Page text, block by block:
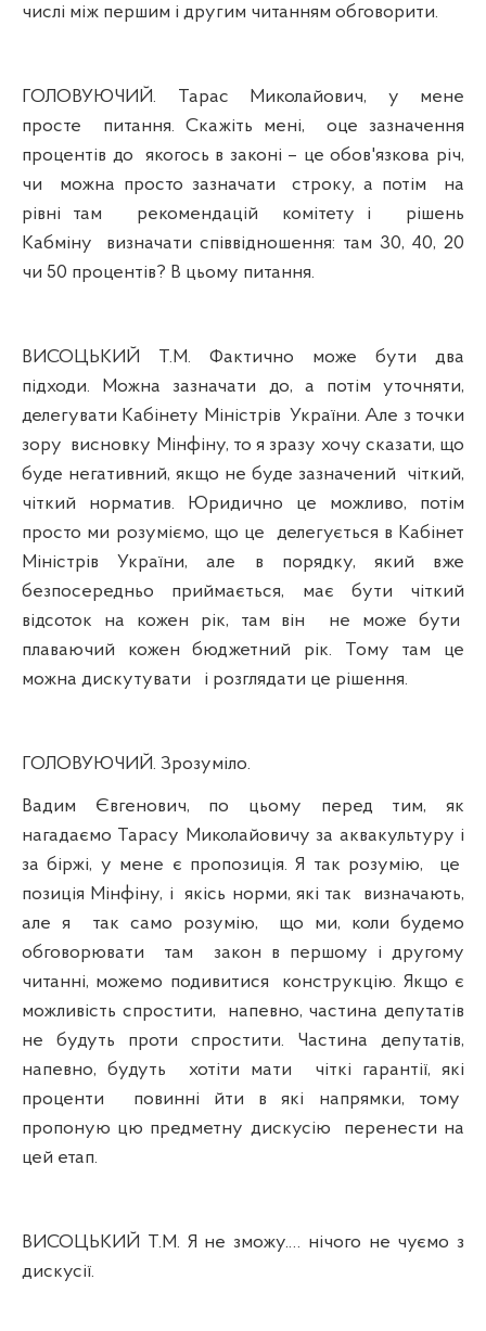
числі між першим і другим читанням обговорити.
ГОЛОВУЮЧИЙ. Тарас Миколайович, у мене
просте
питання. Скажіть мені,
оце зазначення
процентів до
якогось в законі – це обов'язкова річ,
чи
можна просто зазначати строку, а потім
на
рівні там
рекомендацій комітету і
рішень
Кабміну
визначати співвідношення: там 30, 40, 20
чи 50 процентів? В цьому питання.
ВИСОЦЬКИЙ Т.М. Фактично може бути два
підходи. Можна зазначати до, а потім уточняти,
делегувати Кабінету Міністрів України. Але з точки
зору висновку Мінфіну, то я зразу хочу сказати, що
буде негативний, якщо не буде зазначений
чіткий,
чіткий норматив. Юридично це можливо, потім
просто ми розуміємо, що це
делегується в Кабінет
Міністрів України, але в порядку, який вже
безпосередньо приймається, має бути чіткий
відсоток на кожен рік, там він
не може бути
плаваючий кожен бюджетний рік. Тому там це
можна дискутувати
і розглядати це рішення.
ГОЛОВУЮЧИЙ. Зрозуміло.
Вадим Євгенович, по цьому перед тим, як
нагадаємо Тарасу Миколайовичу за аквакультуру і
за біржі, у мене є пропозиція. Я так розумію,
це
позиція Мінфіну, і якісь норми, які так
визначають,
але я
так само розумію,
що ми, коли будемо
обговорювати
там
закон в першому і другому
читанні, можемо подивитися
конструкцію. Якщо є
можливість спростити,
напевно, частина депутатів
не будуть проти спростити. Частина депутатів,
напевно, будуть
хотіти мати
чіткі гарантії, які
проценти
повинні йти в які напрямки, тому
пропоную цю предметну дискусію
перенести на
цей етап.
ВИСОЦЬКИЙ Т.М. Я не зможу.… нічого не чуємо з
дискусії.